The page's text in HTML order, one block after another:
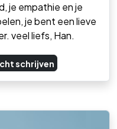
je empathie en je
je bent een lieve
veel liefs, Han.
schrijven